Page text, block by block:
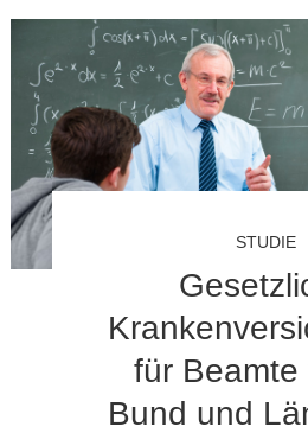
STUDIE
für Beamte
Bund und